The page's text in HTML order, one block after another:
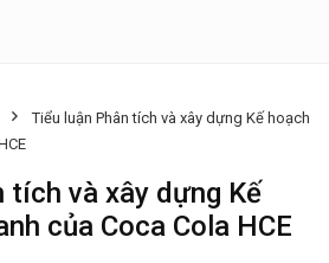
Tiểu luận Phân tích và xây dựng Kế hoạch
tích và xây dựng Kế
của Coca Cola HCE